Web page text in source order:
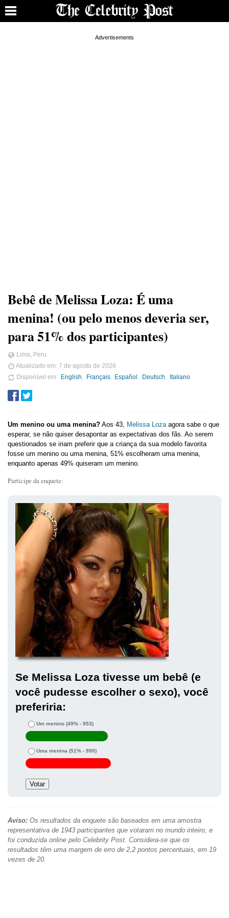
Bebê de Melissa Loza: É uma
menina! (ou pelo menos deveria ser,
para 51% dos participantes)
Lima, Peru
Atualizado em: 7 de agosto de 2026
Disponível em
English Français Español Deutsch Italiano
Um menino ou uma menina? Aos 43, Melissa Lozaagora sabe o que
esperar, se não quiser desapontar as expectativas dos fãs. Ao serem
questionados se iriam preferir que a criança da sua modelo favorita
fosse um menino ou uma menina, 51% escolheram uma menina,
enquanto apenas 49% quiseram um menino.
Participe da enquete:
Se Melissa Loza tivesse um bebê (e
você pudesse escolher o sexo), você
preferiria:
Um menino (49% - 953)
Uma menina (51% - 990)
Aviso: Os resultados da enquete são baseados em uma amostra
representativa de 1943 participantes que votaram no mundo inteiro, e
foi conduzida online pelo Celebrity Post. Considera-se que os
resultados têm uma margem de erro de 2,2 pontos percentuais, em 19
vezes de 20.